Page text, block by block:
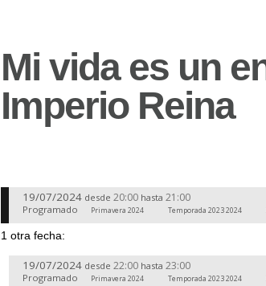
Mi vida es un
Imperio Reina
19/07/2024 desde 20:00 hasta 21:00
Programado Primavera 2024 Temporada 2023 2024
1 otra fecha:
19/07/2024 desde 22:00 hasta 23:00
Programado Primavera 2024 Temporada 2023 2024